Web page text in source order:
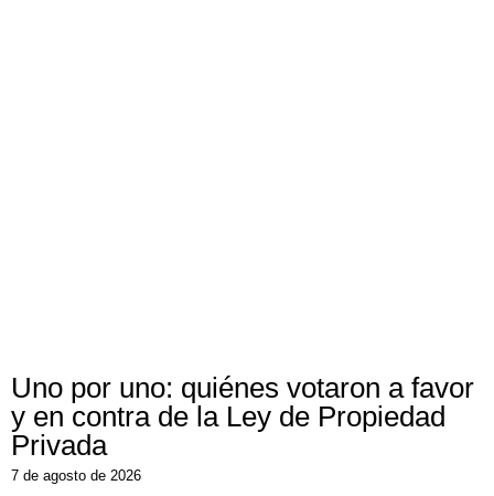
Uno por uno: quiénes votaron a favor
y en contra de la Ley de Propiedad
Privada
7 de agosto de 2026